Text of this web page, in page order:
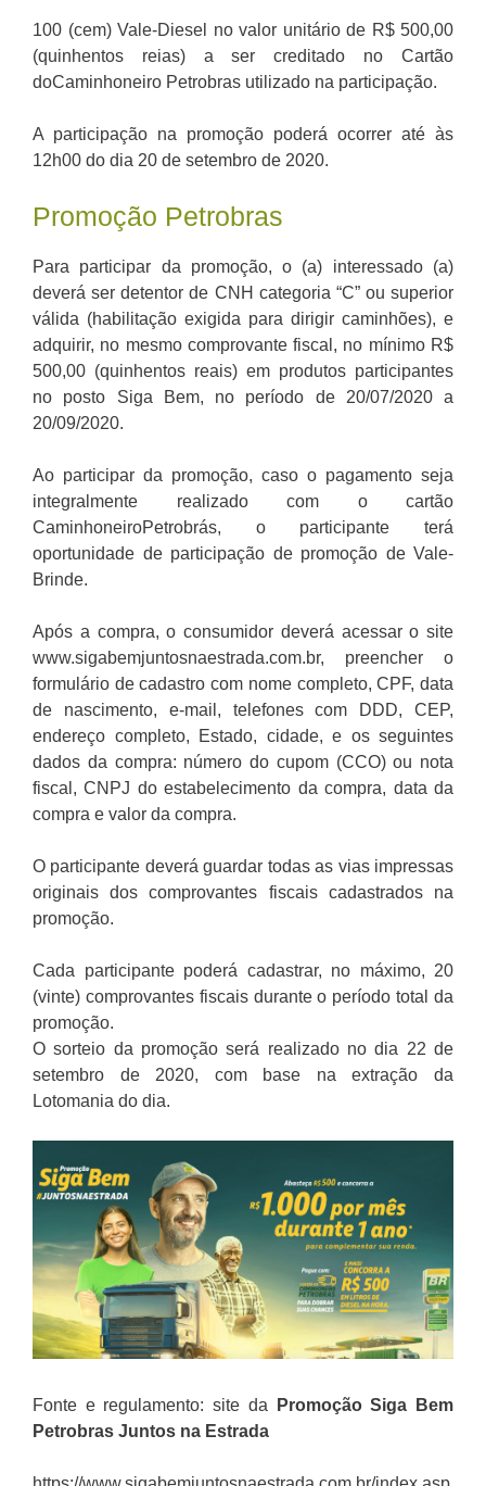
100 (cem) Vale-Diesel no valor unitário de R$ 500,00
(quinhentos reias) a ser creditado no Cartão
doCaminhoneiro Petrobras utilizado na participação.
A participação na promoção poderá ocorrer até às
12h00 do dia 20 de setembro de 2020.
Promoção Petrobras
Para participar da promoção, o (a) interessado (a)
deverá ser detentor de CNH categoria “C” ou superior
válida (habilitação exigida para dirigir caminhões), e
adquirir, no mesmo comprovante fiscal, no mínimo R$
500,00 (quinhentos reais) em produtos participantes
no posto Siga Bem, no período de 20/07/2020 a
20/09/2020.
Ao participar da promoção, caso o pagamento seja
integralmente realizado com o cartão
CaminhoneiroPetrobrás, o participante terá
oportunidade de participação de promoção de Vale-
Brinde.
Após a compra, o consumidor deverá acessar o site
www.sigabemjuntosnaestrada.com.br, preencher o
formulário de cadastro com nome completo, CPF, data
de nascimento, e-mail, telefones com DDD, CEP,
endereço completo, Estado, cidade, e os seguintes
dados da compra: número do cupom (CCO) ou nota
fiscal, CNPJ do estabelecimento da compra, data da
compra e valor da compra.
O participante deverá guardar todas as vias impressas
originais dos comprovantes fiscais cadastrados na
promoção.
Cada participante poderá cadastrar, no máximo, 20
(vinte) comprovantes fiscais durante o período total da
promoção.
O sorteio da promoção será realizado no dia 22 de
setembro de 2020, com base na extração da
Lotomania do dia.
Fonte e regulamento: site da
Promoção Siga Bem
Petrobras Juntos na Estrada